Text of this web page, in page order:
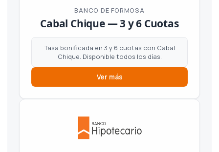
BANCO DE FORMOSA
Cabal Chique — 3 y 6 Cuotas
Tasa bonificada en 3 y 6 cuotas con Cabal
Chique. Disponible todos los días.
Ver más